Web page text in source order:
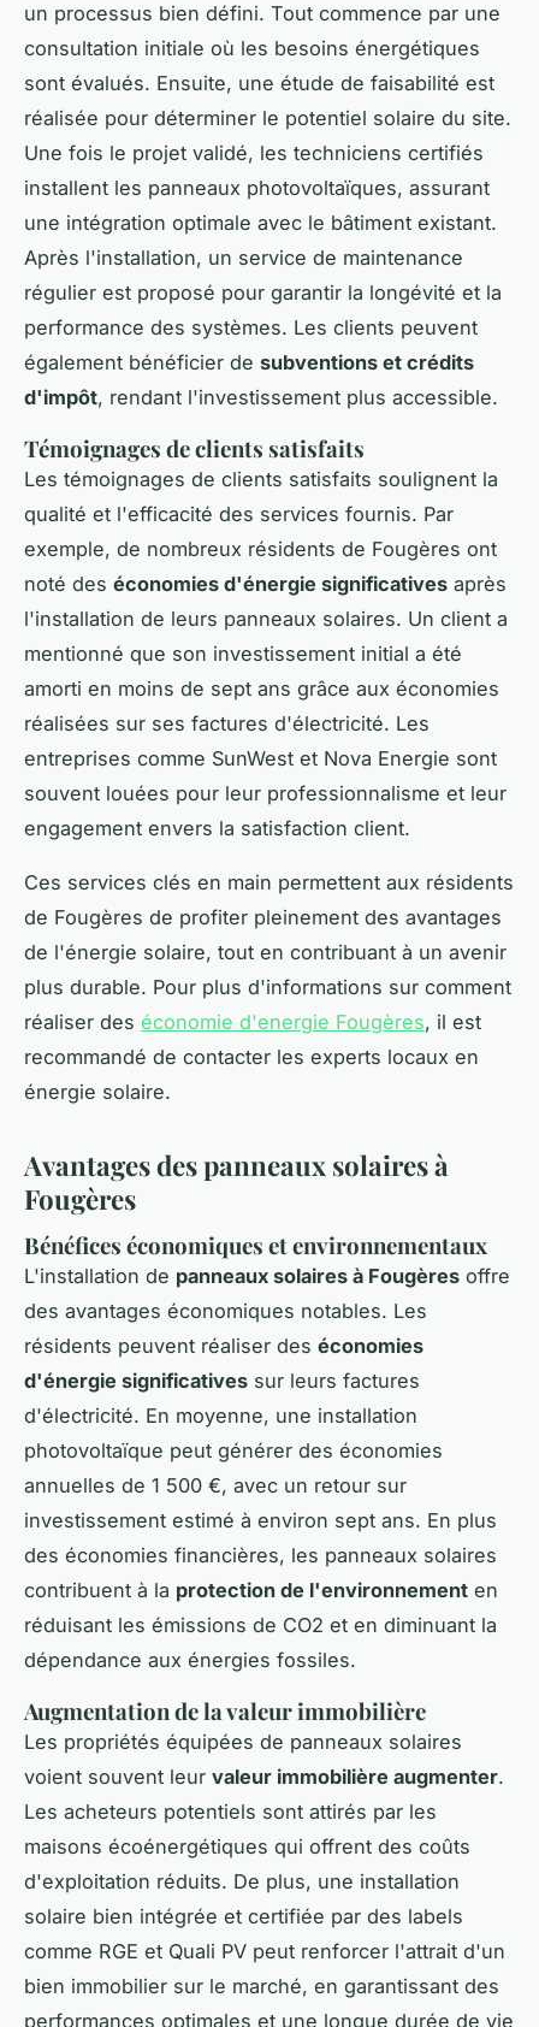
un processus bien défini. Tout commence par une
consultation initiale où les besoins énergétiques
sont évalués. Ensuite, une étude de faisabilité est
réalisée pour déterminer le potentiel solaire du site.
Une fois le projet validé, les techniciens certifiés
installent les panneaux photovoltaïques, assurant
une intégration optimale avec le bâtiment existant.
Après l'installation, un service de maintenance
régulier est proposé pour garantir la longévité et la
performance des systèmes. Les clients peuvent
également bénéficier de subventions et crédits
d'impôt, rendant l'investissement plus accessible.
Témoignages de clients satisfaits
Les témoignages de clients satisfaits soulignent la
qualité et l'efficacité des services fournis. Par
exemple, de nombreux résidents de Fougères ont
noté des économies d'énergie significatives après
l'installation de leurs panneaux solaires. Un client a
mentionné que son investissement initial a été
amorti en moins de sept ans grâce aux économies
réalisées sur ses factures d'électricité. Les
entreprises comme SunWest et Nova Energie sont
souvent louées pour leur professionnalisme et leur
engagement envers la satisfaction client.
Ces services clés en main permettent aux résidents
de Fougères de profiter pleinement des avantages
de l'énergie solaire, tout en contribuant à un avenir
plus durable. Pour plus d'informations sur comment
réaliser des économie d'energie Fougères, il est
recommandé de contacter les experts locaux en
énergie solaire.
Avantages des panneaux solaires à
Fougères
Bénéfices économiques et environnementaux
L'installation de panneaux solaires à Fougères offre
des avantages économiques notables. Les
résidents peuvent réaliser des économies
d'énergie significatives sur leurs factures
d'électricité. En moyenne, une installation
photovoltaïque peut générer des économies
annuelles de 1 500 €, avec un retour sur
investissement estimé à environ sept ans. En plus
des économies financières, les panneaux solaires
contribuent à la protection de l'environnement en
réduisant les émissions de CO2 et en diminuant la
dépendance aux énergies fossiles.
Augmentation de la valeur immobilière
Les propriétés équipées de panneaux solaires
voient souvent leur valeur immobilière augmenter.
Les acheteurs potentiels sont attirés par les
maisons écoénergétiques qui offrent des coûts
d'exploitation réduits. De plus, une installation
solaire bien intégrée et certifiée par des labels
comme RGE et Quali PV peut renforcer l'attrait d'un
bien immobilier sur le marché, en garantissant des
performances optimales et une longue durée de vie